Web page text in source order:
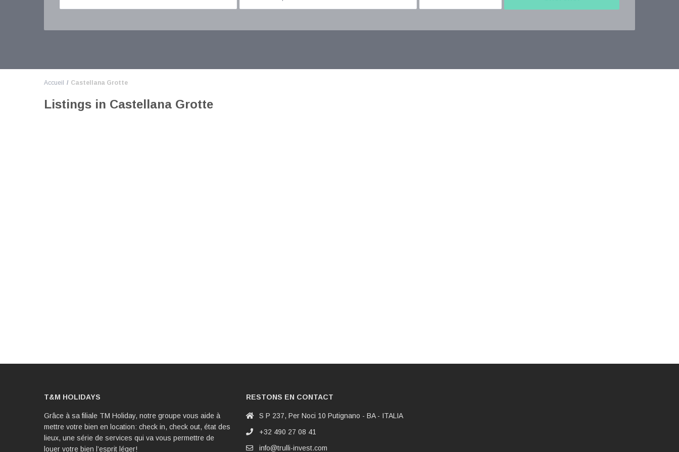
Accueil Castellana Grotte
Listings in Castellana Grotte
T&M HOLIDAYS
Grâce à sa filiale TM Holiday, notre groupe vous aide à
mettre votre bien en location: check in, check out, état des
lieux, une série de services qui va vous permettre de
louer votre bien l’esprit léger!
RESTONS EN CONTACT
S P 237, Per Noci 10 Putignano - BA - ITALIA
+32 490 27 08 41
info@trulli-invest.com